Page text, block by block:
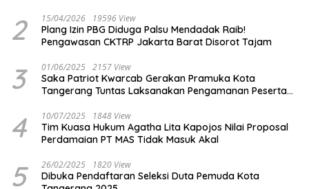
2 15/04/2026 19596 View
Plang Izin PBG Diduga Palsu Mendadak Raib!
Pengawasan CKTRP Jakarta Barat Disorot Tajam
3 01/06/2025 2157 View
Saka Patriot Kwarcab Gerakan Pramuka Kota
Tangerang Tuntas Laksanakan Pengamanan Peserta
4 10/07/2025 1848 View
Tim Kuasa Hukum Agatha Lita Kapojos Nilai Proposal
Perdamaian PT MAS Tidak Masuk Akal
5 26/02/2025 1820 View
Dibuka Pendaftaran Seleksi Duta Pemuda Kota